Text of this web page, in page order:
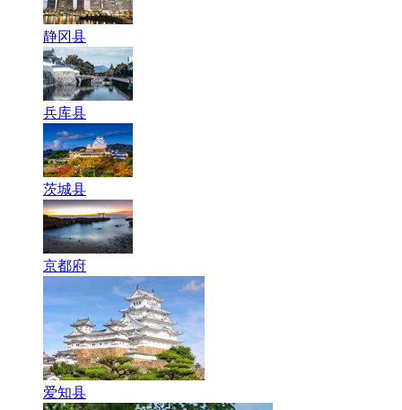
静冈县
兵库县
茨城县
京都府
爱知县